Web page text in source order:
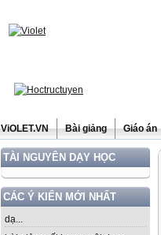
ViOLET.VN Bài giảng Giáo án
TÀI NGUYÊN DẠY HỌC
CÁC Ý KIẾN MỚI NHẤT
dạ...